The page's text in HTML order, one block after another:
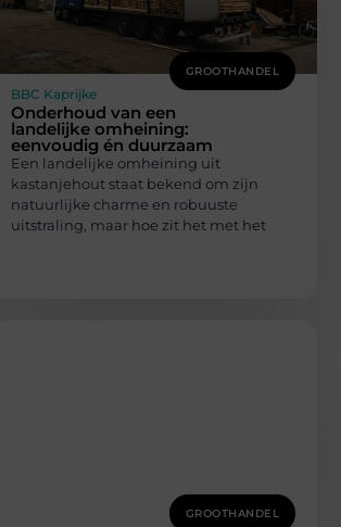
GROOTHANDEL
BBC Kaprijke
Onderhoud van een
landelijke omheining:
eenvoudig én duurzaam
Een landelijke omheining uit
kastanjehout staat bekend om zijn
natuurlijke charme en robuuste
uitstraling, maar hoe zit het met het
GROOTHANDEL